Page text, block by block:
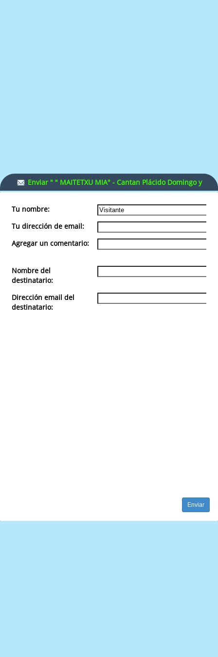
Enviar " " MAITETXU MIA" - Cantan Plácido Domingo y
Tu nombre:
Tu dirección de email:
Agregar un comentario:
Nombre del
destinatario:
Dirección email del
destinatario: